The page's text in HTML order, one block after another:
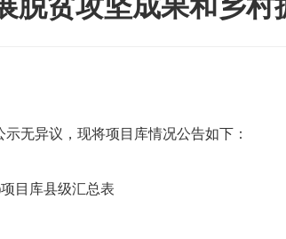
无异议，现将项目库情况公告如下：
目库县级汇总表